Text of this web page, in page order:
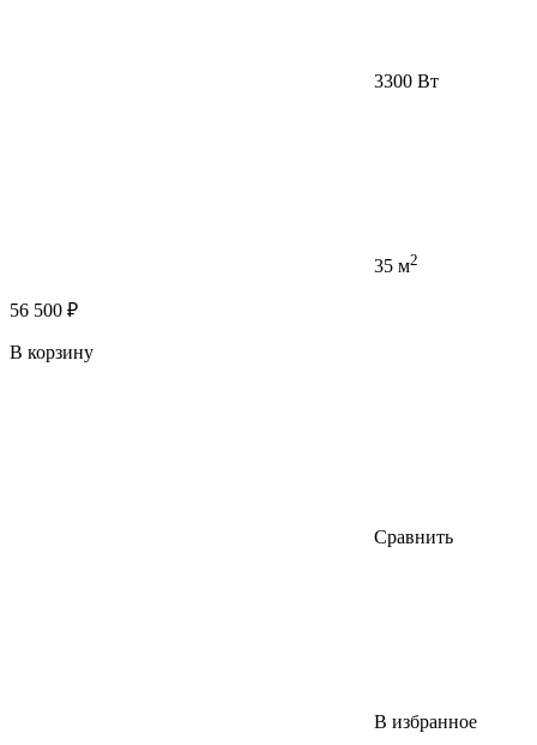
3300 Вт
35 м2
56 500 ₽
В корзину
Сравнить
В избранное